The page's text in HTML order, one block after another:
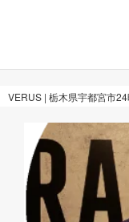
VERUS | 栃木県宇都宮市